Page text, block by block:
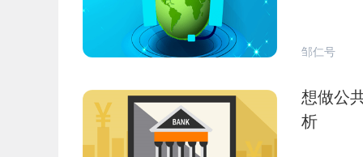
邹仁号
想做公
析